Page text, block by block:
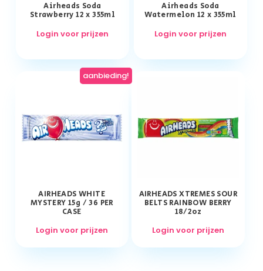
Airheads Soda
Strawberry 12 x 355ml
Login voor prijzen
Airheads Soda
Watermelon 12 x 355ml
Login voor prijzen
aanbieding!
AIRHEADS WHITE
MYSTERY 15g / 36 PER
CASE
Login voor prijzen
AIRHEADS XTREMES SOUR
BELTS RAINBOW BERRY
18/2oz
Login voor prijzen